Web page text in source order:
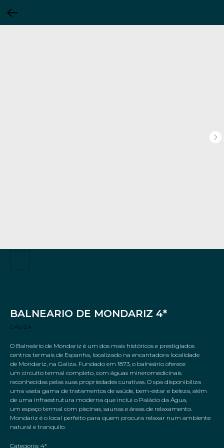
BALNEARIO DE MONDARIZ 4*
GALIZA
O Balneário de Mondariz é um dos mais históricos e prestigiados
centros termais de Espanha, localizado na encantadora localidade
de Mondariz, na Galiza. Fundado em 1873, o balneário oferece
um circuito termal completo, com águas mineromedicinais
reconhecidas pelas suas propriedades curativas. O spa disponibiliza
uma vasta gama de tratamentos de saúde, bem-estar e beleza, além
de uma infraestrutura moderna que inclui o Palácio da Água,
um espaço termal com piscinas, saunas e áreas de relaxamento.
Mondariz é o local perfeito para quem procura relaxar num ambiente
natural e tranquilo.
Categoría: 4*